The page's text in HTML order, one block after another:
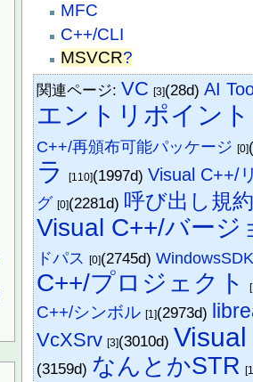
MFC
C++/CLI
MSVCR?
関連ページ:VC [3](28d)AI
エントリポイント
C++/再頒布可能パッケージ [0]
ラ [110](1997d)Visual C++/
グ [0](2281d) 呼び出し規
Visual C++/バージ
ドパス [0](2745d)
C++/プロジェクト
C++/シンボル [1](2973d)
VcXSrv [3](3010d)
(3159d) なんとかSTR